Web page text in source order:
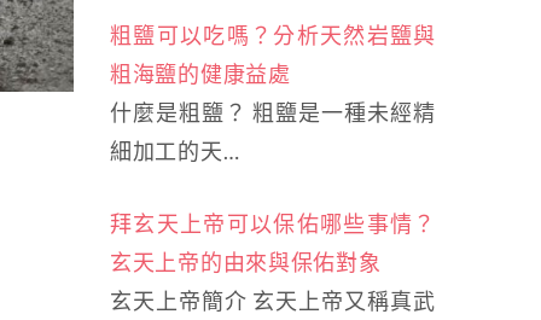
粗鹽可以吃嗎？分析天然岩鹽與
粗海鹽的健康益處
什麼是粗鹽？ 粗鹽是一種未經精
細加工的天…
拜玄天上帝可以保佑哪些事情？
玄天上帝的由來與保佑對象
玄天上帝簡介 玄天上帝又稱真武